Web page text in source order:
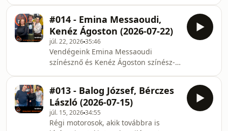
minden szerdán 20h-tól 21h-ig a
radiocafén a Jurányi Produkciós
Közösségi Inkubátorh
lehetőségeiről és nehézségeiről,
valamint saját alkotói közösségeikről
beszélgetünk velük. tandem - színházi
alternatívák Balázsy Pannával minden
szerdán 20h-tól 21h-ig a radiocafén a
Jurányi Produkciós Közösségi
Inkubátorház és a Füge Produkció
szakmai támog
#014 - Emina Messaoudi,
Kenéz Ágoston (2026-07-22)
júl. 22, 202635:46
Vendégeink Emina Messaoudi
színésznő és Kenéz Ágoston színész-
jót a kapcsolatuknak a túl sok közös
munka, hogyan kapcsolódnak össze a
különböző alkotói közösségek, és
miért jelenti számukra az
#013 - Balog József, Bérczes
László (2026-07-15)
júl. 15, 202634:55
Régi motorosok, akik továbbra is